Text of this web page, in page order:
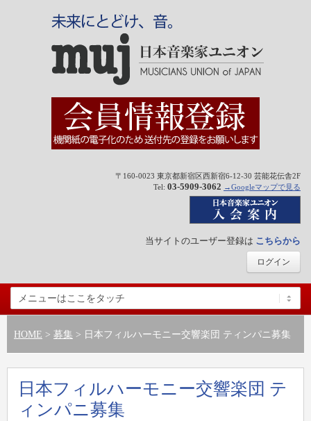
〒160-0023 東京都新宿区西新宿6-12-30 芸能花伝舎2F
Tel: 03-5909-3062 →Googleマップで見る
当サイトのユーザー登録は こちらから
ログイン
HOME > 募集 > 日本フィルハーモニー交響楽団 ティンパニ募集
日本フィルハーモニー交響楽団 テ
ィンパニ募集